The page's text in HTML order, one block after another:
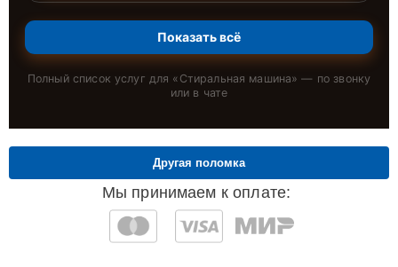
Показать всё
Полный список услуг для « Стиральная машина» — по звонку
или в чате
Мы принимаем к оплате:
Другая поломка